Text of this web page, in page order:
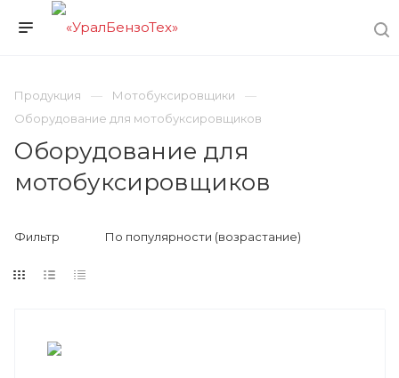
Продукция
Мотобуксировщики
Оборудование для мотобуксировщиков
Оборудование для
мотобуксировщиков
Фильтр По популярности (возрастание)